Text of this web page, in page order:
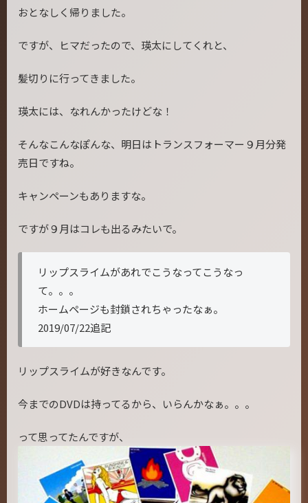
おとなしく帰りました。
ですが、ヒマだったので、瑛太にしてくれと、
髪切りに行ってきました。
瑛太には、なれんかったけどな！
そんなこんなぽんな、明日はトランスフォーマー９月分発
売日ですね。
キャンペーンもありますな。
ですが９月はコレも出るみたいで。
リップスライムがあれでこうなってこうなっ
て。。。
ホームページも封鎖されちゃったなぁ。
2019/07/22追記
リップスライムが好きなんです。
今までのDVDは持ってるから、いらんかなぁ。。。
って思ってたんですが、